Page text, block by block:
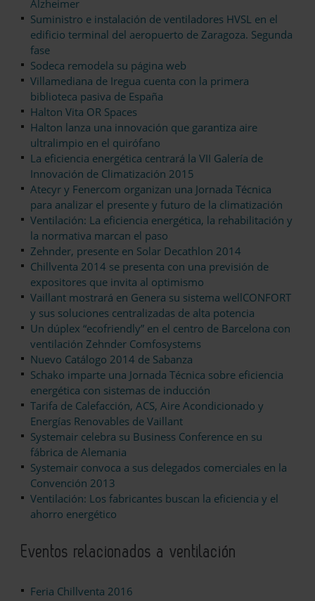
Alzheimer
Suministro e instalación de ventiladores HVSL en el
edificio terminal del aeropuerto de Zaragoza. Segunda
fase
Sodeca remodela su página web
Villamediana de Iregua cuenta con la primera
biblioteca pasiva de España
Halton Vita OR Spaces
Halton lanza una innovación que garantiza aire
ultralimpio en el quirófano
La eficiencia energética centrará la VII Galería de
Innovación de Climatización 2015
Atecyr y Fenercom organizan una Jornada Técnica
para analizar el presente y futuro de la climatización
Ventilación: La eficiencia energética, la rehabilitación y
la normativa marcan el paso
Zehnder, presente en Solar Decathlon 2014
Chillventa 2014 se presenta con una previsión de
expositores que invita al optimismo
Vaillant mostrará en Genera su sistema wellCONFORT
y sus soluciones centralizadas de alta potencia
Un dúplex “ecofriendly” en el centro de Barcelona con
ventilación Zehnder Comfosystems
Nuevo Catálogo 2014 de Sabanza
Schako imparte una Jornada Técnica sobre eficiencia
energética con sistemas de inducción
Tarifa de Calefacción, ACS, Aire Acondicionado y
Energías Renovables de Vaillant
Systemair celebra su Business Conference en su
fábrica de Alemania
Systemair convoca a sus delegados comerciales en la
Convención 2013
Ventilación: Los fabricantes buscan la eficiencia y el
ahorro energético
Eventos relacionados a ventilación
Feria Chillventa 2016